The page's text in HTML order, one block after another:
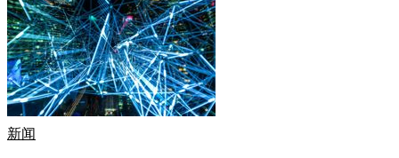
新闻